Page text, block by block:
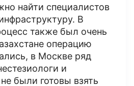
найти специалистов
В
также был очень
операцию
в Москве ряд
и
были готовы взять